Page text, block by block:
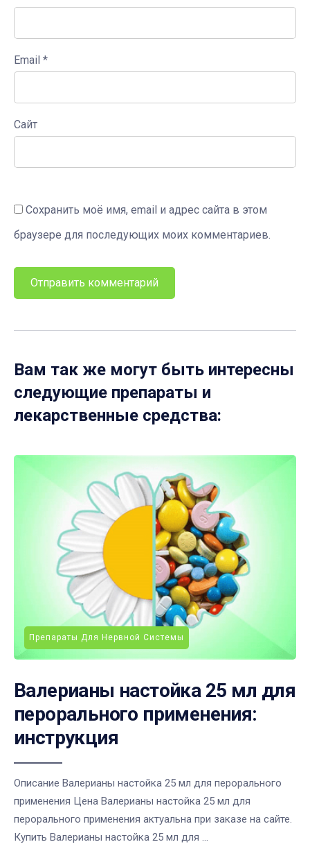
Email *
Сайт
Сохранить моё имя, email и адрес сайта в этом
браузере для последующих моих комментариев.
Вам так же могут быть интересны
следующие препараты и
лекарственные средства:
Препараты Для Нервной Системы
Валерианы настойка 25 мл для
перорального применения:
инструкция
Описание Валерианы настойка 25 мл для перорального
применения Цена Валерианы настойка 25 мл для
перорального применения актуальна при заказе на сайте.
Купить Валерианы настойка 25 мл для ...